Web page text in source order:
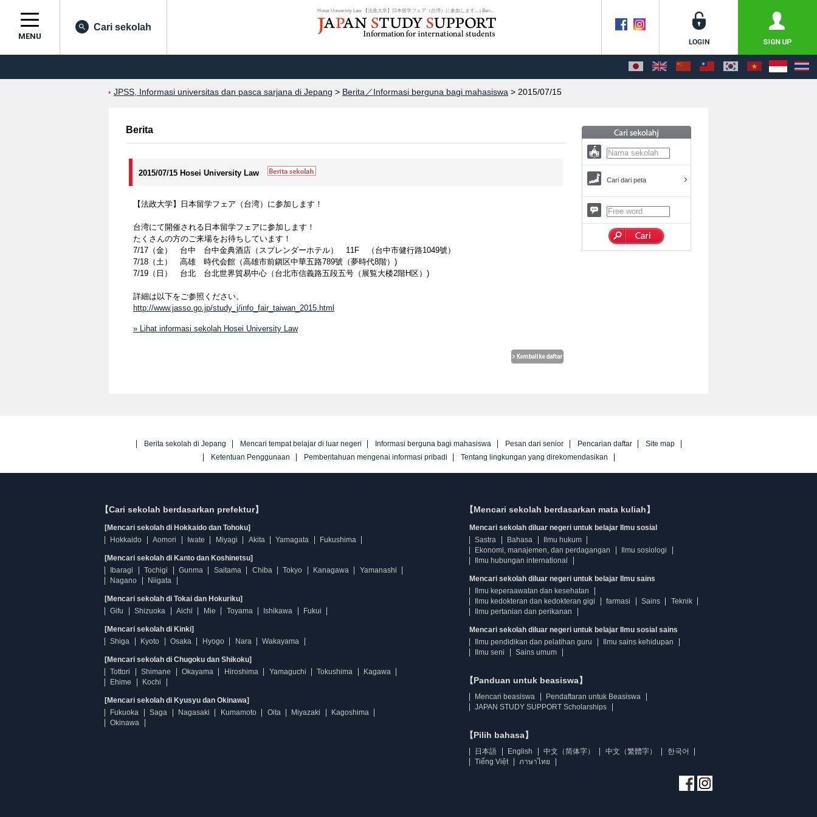
Hosei University Law 【法政大学】日本留学フェア（台湾）に参加します... | Beri...
MENU
Cari sekolah
JPSS, Informasi universitas dan pasca sarjana di Jepang > Berita／Informasi berguna bagi mahasiswa > 2015/07/15
Berita
2015/07/15 Hosei University Law
【法政大学】日本留学フェア（台湾）に参加します！
台湾にて開催される日本留学フェアに参加します！
たくさんの方のご来場をお待ちしています！
7/17（金） 台中 台中金典酒店（スプレンダーホテル） 11F （台中市健行路1049號）
7/18（土） 高雄 時代会館（高雄市前鎭区中華五路789號（夢時代8階）)
7/19（日） 台北 台北世界貿易中心（台北市信義路五段五号（展覧大楼2階H区）)
詳細は以下をご参照ください。
http://www.jasso.go.jp/study_j/info_fair_taiwan_2015.html
» Lihat informasi sekolah Hosei University Law
Cari dari peta
Berita sekolah di Jepang Mencari tempat belajar di luar negeri Informasi berguna bagi mahasiswa Pesan dari senior Pencarian daftar
Site map
Ketentuan Penggunaan
Pemberitahuan mengenai informasi pribadi Tentang lingkungan yang direkomendasikan
【Cari sekolah berdasarkan prefektur】
[Mencari sekolah di Hokkaido dan Tohoku]
Hokkaido
Aomori Iwate Miyagi Akita Yamagata Fukushima
[Mencari sekolah di Kanto dan Koshinetsu]
Ibaragi
Tochigi Gunma Saitama Chiba Tokyo Kanagawa
Yamanashi
Nagano
Niigata
[Mencari sekolah di Tokai dan Hokuriku]
Gifu
Shizuoka Aichi Mie Toyama Ishikawa Fukui
[Mencari sekolah di Kinki]
Shiga
Kyoto Osaka Hyogo Nara Wakayama
[Mencari sekolah di Chugoku dan Shikoku]
Tottori
Shimane Okayama Hiroshima Yamaguchi Tokushima
Kagawa
Ehime
Kochi
[Mencari sekolah di Kyusyu dan Okinawa]
Fukuoka
Saga Nagasaki Kumamoto Oita Miyazaki
Kagoshima
Okinawa
【Mencari sekolah berdasarkan mata kuliah】
Mencari sekolah diluar negeri untuk belajar Ilmu sosial
Sastra
Bahasa
Ilmu hukum
Ekonomi, manajemen, dan perdagangan
Ilmu sosiologi
Ilmu hubungan international
Mencari sekolah diluar negeri untuk belajar Ilmu sains
Ilmu keperaawatan dan kesehatan
Ilmu kedokteran dan kedokteran gigi
farmasi Sains
Teknik
Ilmu pertanian dan perikanan
Mencari sekolah diluar negeri untuk belajar Ilmu sosial sains
Ilmu pendidikan dan pelatihan guru
Ilmu sains kehidupan
Ilmu seni
Sains umum
【Panduan untuk beasiswa】
Mencari beasiswa
Pendaftaran untuk Beasiswa
JAPAN STUDY SUPPORT Scholarships
【Pilih bahasa】
日本語 English 中文（简体字） 中文（繁體字）
한국어
Tiếng Việt
ภาษาไทย